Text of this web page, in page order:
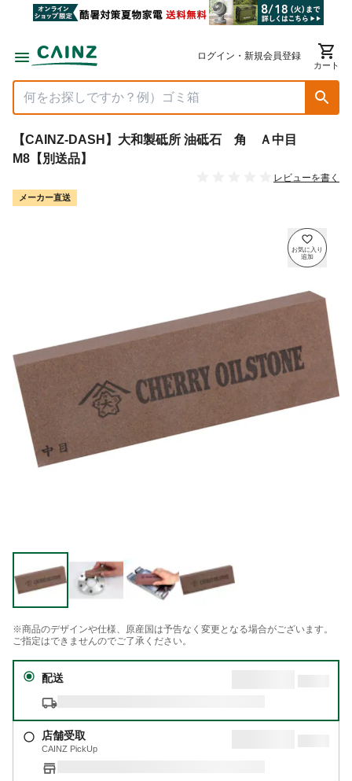
ログイン・新規会員登録
カート
【CAINZ-DASH】大和製砥所 油砥石 角 Ａ中目
M8【別送品】
レビューを書く
メーカー直送
※商品のデザインや仕様、原産国は予告なく変更となる場合がございます。
ご指定はできませんのでご了承ください。
配送
店舗受取
CAINZ PickUp